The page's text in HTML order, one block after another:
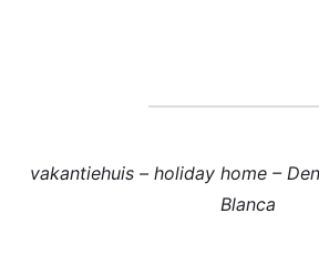
vakantiehuis – holiday home –
Blanca